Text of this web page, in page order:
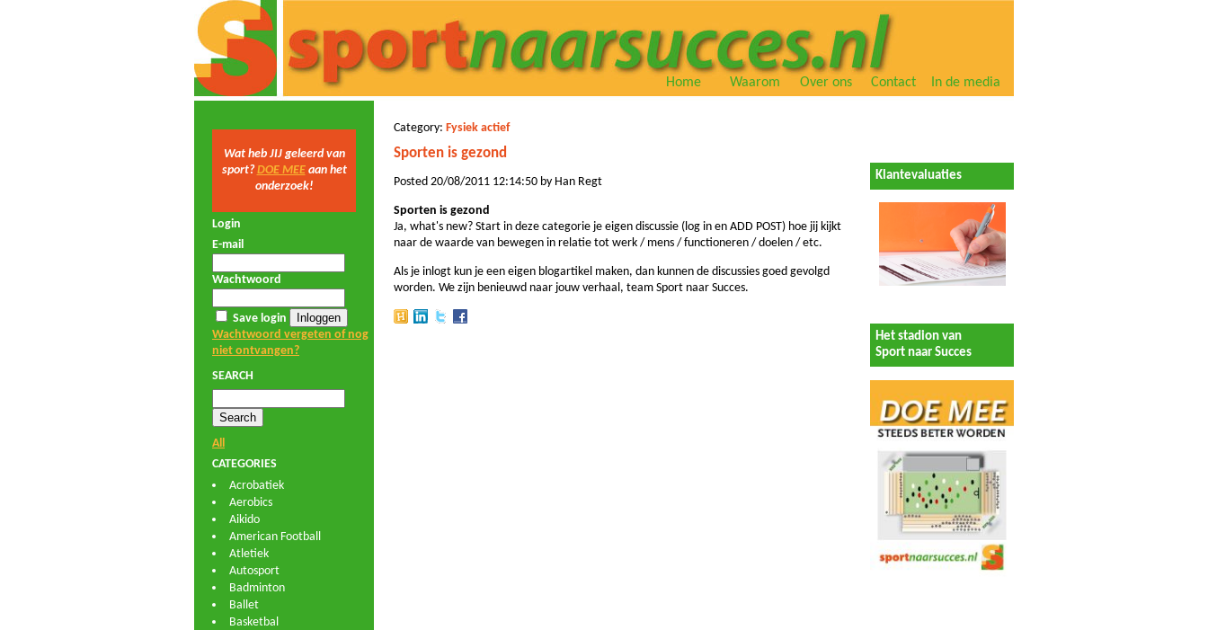
Home Waarom Over ons Contact In de media
Wat heb JIJ geleerd van
sport?DOE MEEaan het
onderzoek!
Login
E-mail
Wachtwoord
Save login
Wachtwoord vergeten of nog
niet ontvangen?
SEARCH
All
CATEGORIES
Acrobatiek
Aerobics
Aikido
American Football
Atletiek
Autosport
Badminton
Ballet
Basketbal
Category: Fysiek actief
Sporten is gezond
Posted 20/08/2011 12:14:50 by Han Regt
Sporten is gezond
Ja, what's new? Start in deze categorie je eigen discussie (log in en ADD POST) hoe jij kijkt
naar de waarde van bewegen in relatie tot werk / mens / functioneren / doelen / etc.
Als je inlogt kun je een eigen blogartikel maken, dan kunnen de discussies goed gevolgd
worden. We zijn benieuwd naar jouw verhaal, team Sport naar Succes.
Klantevaluaties
Het stadion van
Sport naar Succes